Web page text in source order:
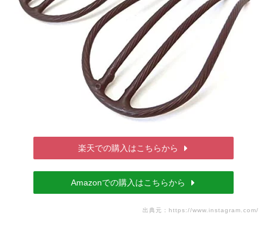
楽天での購入はこちらから
Amazonでの購入はこちらから
出典元： https://www.instagram.com/